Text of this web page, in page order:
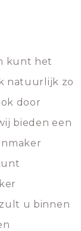
kunt het
natuurlijk zo
door
bieden een
u binnen